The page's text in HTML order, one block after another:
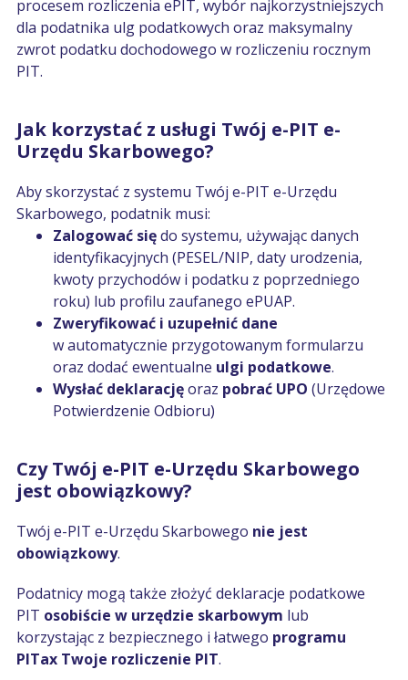
procesem rozliczenia ePIT, wybór najkorzystniejszych
dla podatnika ulg podatkowych oraz maksymalny
zwrot podatku dochodowego w rozliczeniu rocznym
PIT.
Jak korzystać z usługi Twój e-PIT e-
Urzędu Skarbowego?
Aby skorzystać z systemu Twój e-PIT e-Urzędu
Skarbowego, podatnik musi:
Zalogować siędo systemu, używając danych
identyfikacyjnych (PESEL/NIP, daty urodzenia,
kwoty przychodów i podatku z poprzedniego
roku) lub profilu zaufanego ePUAP.
Zweryfikować i uzupełnić dane
w automatycznie przygotowanym formularzu
oraz dodać ewentualne ulgi podatkowe.
Wysłać deklaracjęoraz pobrać UPO (Urzędowe
Potwierdzenie Odbioru)
Czy Twój e-PIT e-Urzędu Skarbowego
jest obowiązkowy?
Twój e-PIT e-Urzędu Skarbowego nie jest
obowiązkowy.
Podatnicy mogą także złożyć deklaracje podatkowe
PIT osobiście w urzędzie skarbowym lub
korzystając z bezpiecznego i łatwego programu
PITax Twoje rozliczenie PIT.